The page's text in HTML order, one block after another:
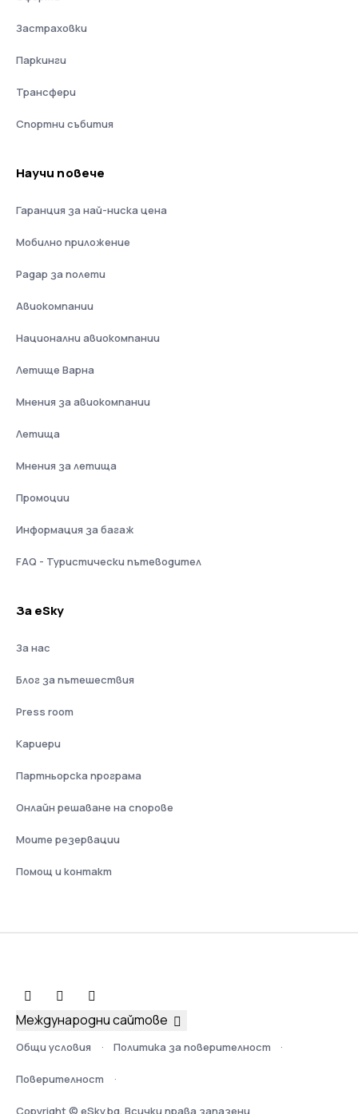
Застраховки
Паркинги
Трансфери
Спортни събития
Научи повече
Гаранция за най-ниска цена
Мобилно приложение
Радар за полети
Авиокомпании
Национални авиокомпании
Летище Варна
Мнения за авиокомпании
Летища
Мнения за летища
Промоции
Информация за багаж
FAQ - Туристически пътеводител
За eSky
За нас
Блог за пътешествия
Press room
Кариери
Партньорска програма
Онлайн решаване на спорове
Моите резервации
Помощ и контакт
Общи условия Политика за поверителност
Поверителност
Copyright © eSky.bg. Всички права запазени
Международни сайтове